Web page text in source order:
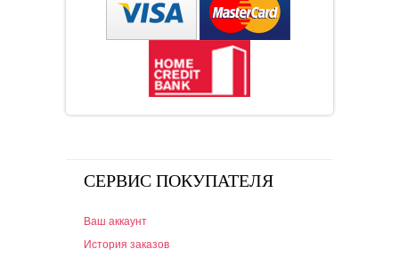
СЕРВИС ПОКУПАТЕЛЯ
Ваш аккаунт
История заказов